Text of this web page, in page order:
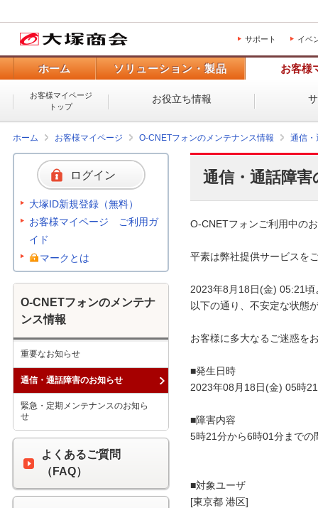
サポート イベ
ホーム ソリューション・製品 お客様
お客様マイページ
トップ
お役立ち情報
ホーム お客様マイページ O-CNETフォンのメンテナンス情報 通信・
通信・通話障
O-CNETフォンご利用中の
平素は弊社提供サービスを
2023年8月18日(金) 05:21
以下の通り、不安定な状態
お客様に多大なるご迷惑を
■発生日時
2023年08月18日(金) 05時
■障害内容
5時21分から6時01分まで
■対象ユーザ
[東京都 港区]
ログイン
大塚ID新規登録（無料）
お客様マイページ ご利用ガ
イド
マークとは
O-CNETフォンのメンテナ
ンス情報
重要なお知らせ
通信・通話障害のお知らせ
緊急・定期メンテナンスのお知ら
せ
よくあるご質問
（FAQ）